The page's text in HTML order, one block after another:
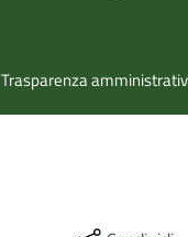
Trasparenza